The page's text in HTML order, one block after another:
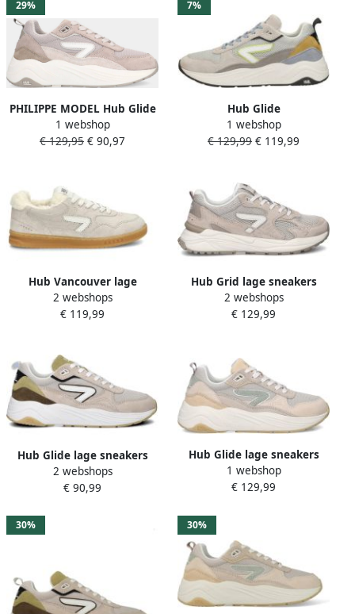
29%
PHILIPPE MODEL Hub Glide
S43 Beige Grey Off White
dames sneakers
1 webshop
€ 129,95 € 90,97
7%
Hub Glide
1 webshop
€ 129,99 € 119,99
Hub Vancouver lage
sneakers
2 webshops
€ 119,99
Hub Grid lage sneakers
2 webshops
€ 129,99
Hub Glide lage sneakers
2 webshops
€ 90,99
Hub Glide lage sneakers
1 webshop
€ 129,99
30% 30%